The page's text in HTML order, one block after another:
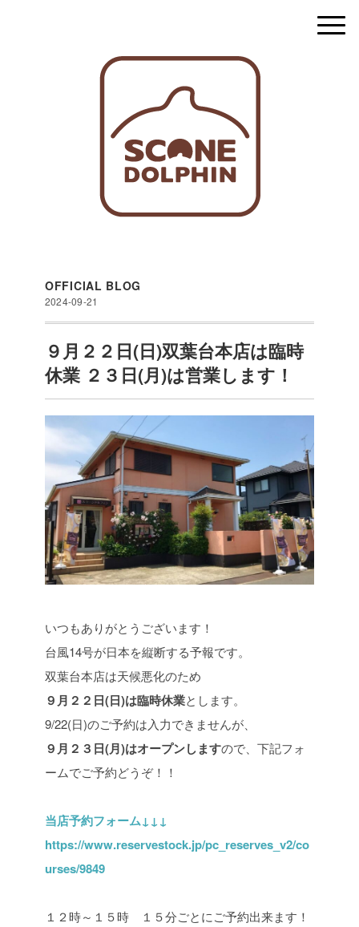
OFFICIAL BLOG
2024-09-21
９月２２日(日)双葉台本店は臨時
休業 ２３日(月)は営業します！
いつもありがとうございます！
台風14号が日本を縦断する予報です。
双葉台本店は天候悪化のため
９月２２日(日)は臨時休業とします。
9/22(日)のご予約は入力できませんが、
９月２３日(月)はオープンしますので、下記フォ
ームでご予約どうぞ！！
当店予約フォーム↓↓↓
https://www.reservestock.jp/pc_reserves_v2/co
urses/9849
１２時～１５時 １５分ごとにご予約出来ます！